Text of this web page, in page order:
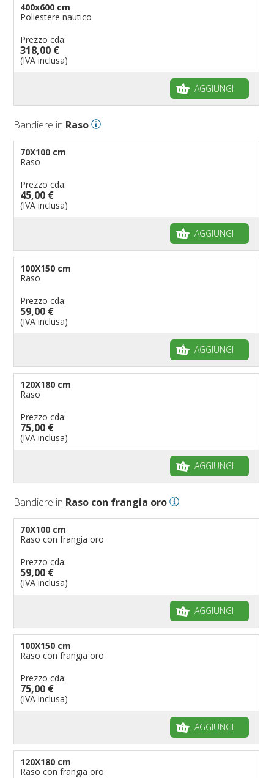
400x600 cm
Poliestere nautico
Prezzo cda:
318,00 €
(IVA inclusa)
AGGIUNGI
Bandiere in Raso
70X100 cm
Raso
Prezzo cda:
45,00 €
(IVA inclusa)
AGGIUNGI
100X150 cm
Raso
Prezzo cda:
59,00 €
(IVA inclusa)
AGGIUNGI
120X180 cm
Raso
Prezzo cda:
75,00 €
(IVA inclusa)
AGGIUNGI
Bandiere in Raso con frangia oro
70X100 cm
Raso con frangia oro
Prezzo cda:
59,00 €
(IVA inclusa)
AGGIUNGI
100X150 cm
Raso con frangia oro
Prezzo cda:
75,00 €
(IVA inclusa)
AGGIUNGI
120X180 cm
Raso con frangia oro